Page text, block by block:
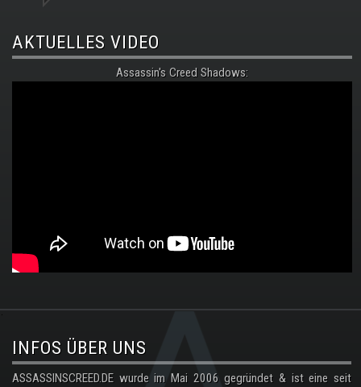
AKTUELLES VIDEO
Assassin's Creed Shadows:
.
INFOS ÜBER UNS
ASSASSINSCREED.DE wurde im Mai 2006 gegründet & ist eine seit